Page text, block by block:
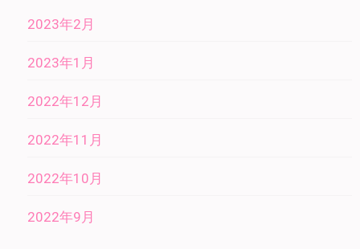
2023年2月
2023年1月
2022年12月
2022年11月
2022年10月
2022年9月